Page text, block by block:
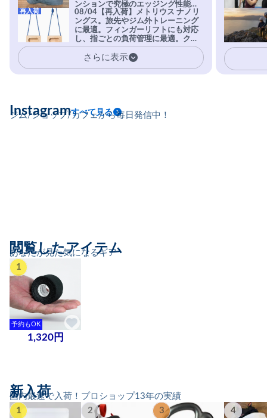
ンションで究極のエッジング性能を
実現。進化系ラバーEvo-74はTRAX
を凌駕する粘着力で極小ホールドに
安心感。
08/04【再入荷】メトリウス ナノリ
ングス。旅先やジム外トレーニング
に最適。フィンガーリフトにも対応
し、指ごとの負荷管理に最適。クラ
イマーの指を本気で鍛えるギア。
再入荷
さらに表示
ジム/ショップ/カフェから毎日発信中！
Instagramすべて見る
あなたが見た気になるギア
閲覧したアイテム
1
予約もOK
1,320円
国内最速で入荷！プロショップ13年の実績
新入荷
1 2 3 4